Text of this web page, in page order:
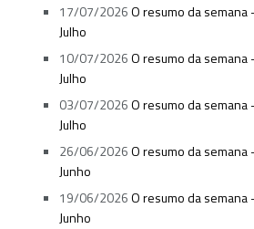
17/07/2026O resumo da
Julho
10/07/2026O resumo da
Julho
03/07/2026O resumo da
Julho
26/06/2026O resumo da
Junho
19/06/2026O resumo da
Junho